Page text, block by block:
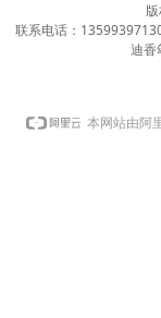
联系电话：
迪香
本网站由阿